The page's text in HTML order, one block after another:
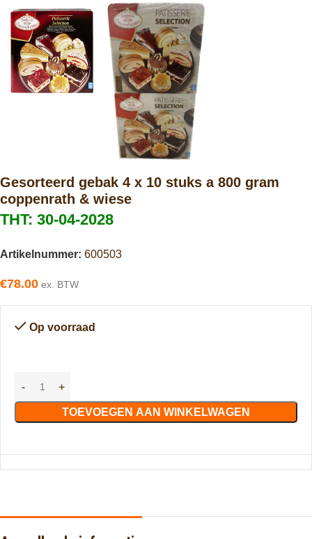
Gesorteerd gebak 4 x 10 stuks a 800 gram
coppenrath & wiese
THT: 30-04-2028
Artikelnummer: 600503
€78.00 ex. BTW
Op voorraad
TOEVOEGEN AAN WINKELWAGEN